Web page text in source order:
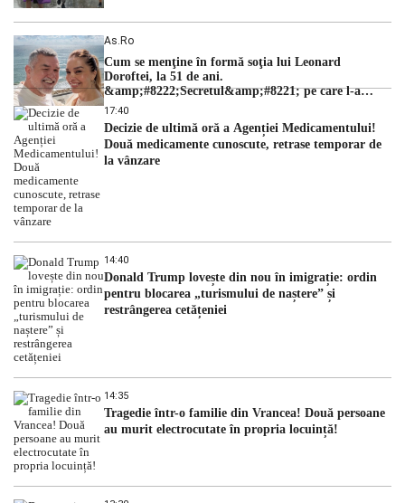
As.ro
Cum se menţine în formă soţia lui Leonard
Doroftei, la 51 de ani.
&amp;#8222;Secretul&amp;#8221; pe care l-a
dezvăluit
17:40
Decizie de ultimă oră a Agenției Medicamentului!
Două medicamente cunoscute, retrase temporar de
la vânzare
14:40
Donald Trump lovește din nou în imigrație: ordin
pentru blocarea „turismului de naștere” și
restrângerea cetățeniei
14:35
Tragedie într-o familie din Vrancea! Două persoane
au murit electrocutate în propria locuință!